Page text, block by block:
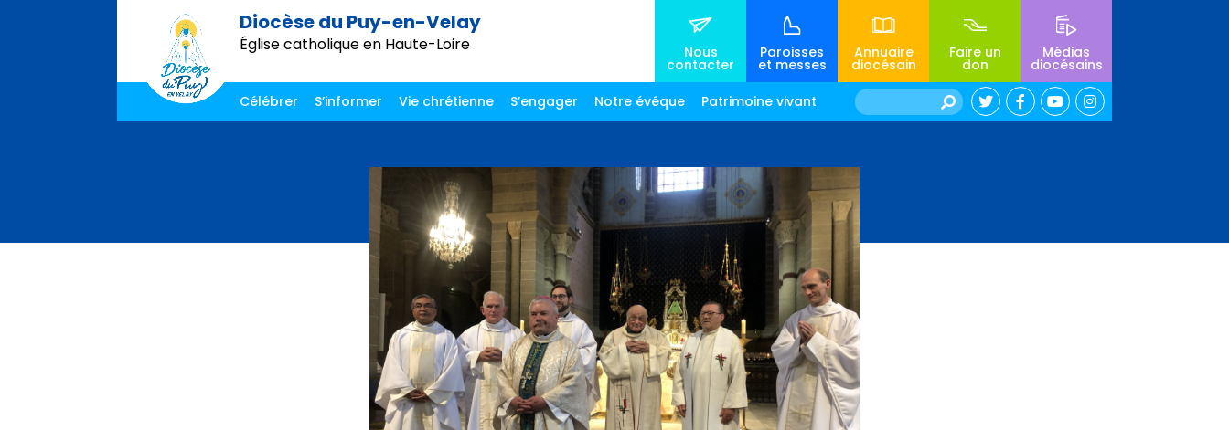
Diocèse du Puy-en-Velay
Église catholique en Haute-Loire Nous
contacter
Paroisses
et messes
Annuaire
diocésain
Faire un
don
Médias
diocésains
Célébrer
S’informer Vie chrétienne S’engager Notre évêque Patrimoine vivant Rechercher :